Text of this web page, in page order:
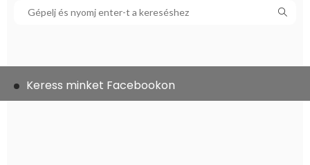
Keress minket Facebookon